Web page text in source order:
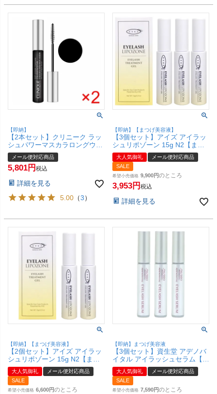
【即納】
【2本セット】クリニーク ラッ
シュパワーマスカラロングウェ
アリングフォーミュラ 6ml 01
ブラックオニキス【メール便対
応商品】【SBT】(6001699-
メール便対応商品
5,801 税込
詳細を見る
5.00 （3）
【即納】【まつげ美容液】
【3個セット】アイズ アイラッ
シュリポゾーン 15g N2【まつ
毛用ジェル まつ毛美容液】
EYEZ【メール便対応商品】
【SBT】(6024343-set3)
大人気御礼
メール便対応商品
SALE
希望小売価格 9,900 のところ
3,953 税込
詳細を見る
【即納】【まつげ美容液】
【2個セット】アイズ アイラッ
シュリポゾーン 15g N2【まつ
毛用ジェル まつ毛美容液】
EYEZ【メール便対応商品】
【SBT】(6024343-set2)
大人気御礼
メール便対応商品
SALE
希望小売価格 6,600 のところ
【即納】まつげ美容液
【3個セット】資生堂 アデノバ
イタル アイラッシュセラム【ま
つ毛美容液】【メール便対応商
品】【SBT】(6013046-set3)
大人気御礼
メール便対応商品
SALE
希望小売価格 7,590 のところ